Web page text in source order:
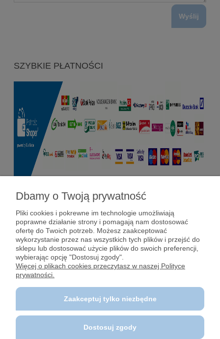
Wyślij
SZYBKIE PŁATNOŚCI
Pomoc
Dostawy i płatności
Moje konto
O firmie
Polecane strony
Dbamy o Twoją prywatność
Pliki cookies i pokrewne im technologie umożliwiają
poprawne działanie strony i pomagają nam dostosować
ofertę do Twoich potrzeb. Możesz zaakceptować
wykorzystanie przez nas wszystkich tych plików i przejść do
sklepu lub dostosować użycie plików do swoich preferencji,
wybierając opcję "Dostosuj zgody".
Więcej o plikach cookies przeczytasz w naszej Polityce
prywatności.
Zaakceptuj tylko niezbędne
Dostosuj zgody